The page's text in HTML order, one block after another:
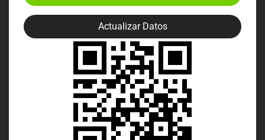
Actualizar Datos